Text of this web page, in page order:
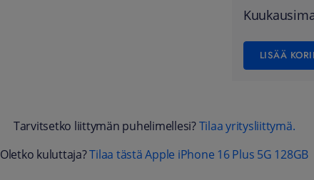
LISÄÄ
Tarvitsetko liittymän puhelimellesi? Tilaa yritysliittymä.
Oletko kuluttaja?Tilaa tästä Apple iPhone 16 Plus 5G 128GB